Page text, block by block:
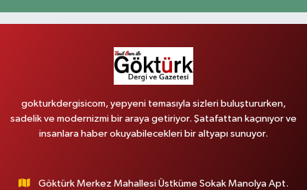
gokturkdergisicom, yepyeni temasıyla sizleri buluştururken,
sadelik ve modernizmi bir araya getiriyor. Şatafattan kaçınıyor ve
insanlara haber okuyabilecekleri bir altyapı sunuyor.
Göktürk Merkez Mahallesi Üstküme Sokak Manolya Apt.